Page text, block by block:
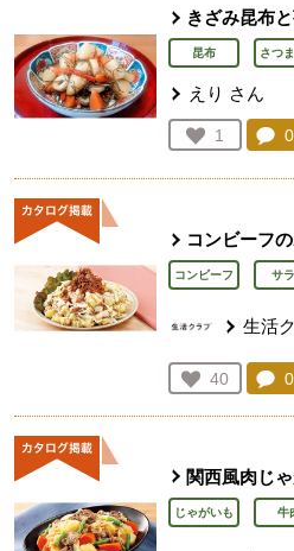
きざみ昆布
昆布 さつ
えり さん
お気に入
1
人が登録
0
コンビーフ
コンビーフ サ
生活
お気に入り
40
人が登録
0
関西風肉じ
じゃがいも 牛